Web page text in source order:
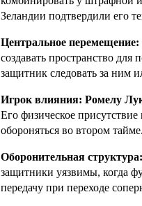
Зеландии подтвердили его
Центральное перемещение:
создавать пространство
защитник следовать за ним
Игрок влияния: Ромелу
Его физическое
обороняться во втором тайме.
Оборонительная структура:
защитники уязвимы, когда
передачу при переходе